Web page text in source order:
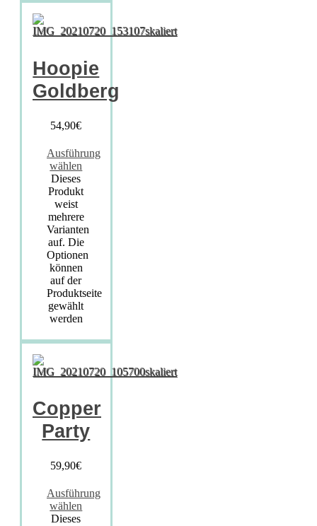
Hoopie
Goldberg
54,90€
Ausführung
wählen
Dieses
Produkt
weist
mehrere
Varianten
auf. Die
Optionen
können
auf der
Produktseite
gewählt
werden
Copper
Party
59,90€
Ausführung
wählen
Dieses